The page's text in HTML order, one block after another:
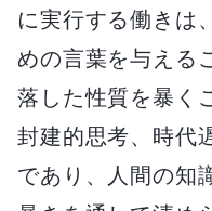
に実行する働きは
めの言葉を与える
落した性質を暴く
封建的思考、時代
であり、人間の知